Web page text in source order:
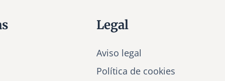
Legal
Aviso legal
Política de cookies